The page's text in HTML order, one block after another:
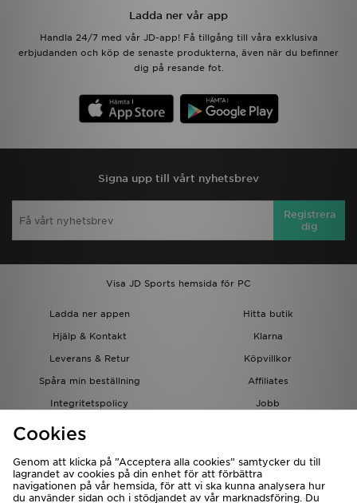
Ladda ner vår app
Handla 24/7 med vår JD-app! Få tillgång till våra exklusiva
erbjudanden och köp de senaste produkterna, även när du befinner
dig på resande fot.
Signa upp till vårt nyhetsbrev
Registrera
dig
Visa JD Sports hemsida för PC
Ladda ner appen
Hitta butik
Hjälp & Kontakt
Klarna
Leverans & Retur
Köpvillkor
Spåra min beställning
Affiliates
Integritetspolicy
Jobb
JD-bloggen
Cookies
Genom att klicka på ”Acceptera alla cookies” samtycker du till
lagrandet av cookies på din enhet för att förbättra
navigationen på vår hemsida, för att vi ska kunna analysera hur
du använder sidan och i stödjandet av vår marknadsföring. Du